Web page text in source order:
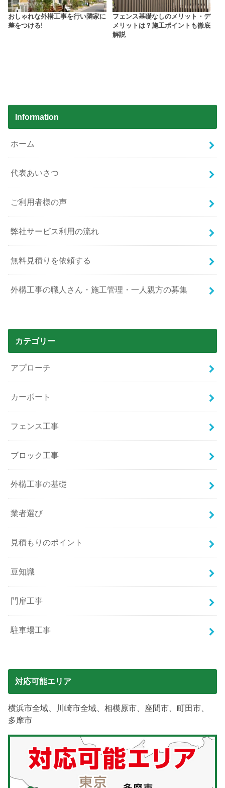
おしゃれな外構工事を行い隣家に
差をつける!
フェンス基礎なしのメリット・デ
メリットは？施工ポイントも徹底
解説
Information
ホーム
代表あいさつ
ご利用者様の声
弊社サービス利用の流れ
無料見積りを依頼する
外構工事の職人さん・施工管理・一人親方の募集
カテゴリー
アプローチ
カーポート
フェンス工事
ブロック工事
外構工事の基礎
業者選び
見積もりのポイント
豆知識
門扉工事
駐車場工事
対応可能エリア
横浜市全域、川崎市全域、相模原市、座間市、町田市、
多摩市